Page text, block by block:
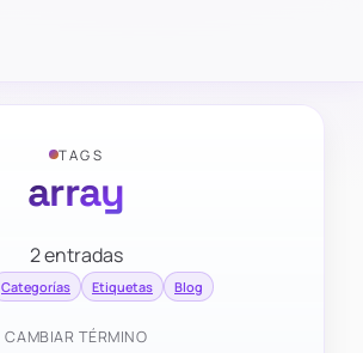
TAGS
array
2 entradas
Categorías Etiquetas Blog
CAMBIAR TÉRMINO